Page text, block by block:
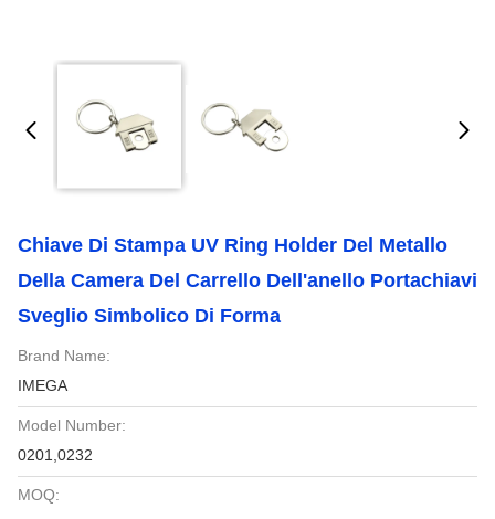
Chiave Di Stampa UV Ring Holder Del Metallo
Della Camera Del Carrello Dell'anello Portachiavi
Sveglio Simbolico Di Forma
Brand Name:
IMEGA
Model Number:
0201,0232
MOQ: